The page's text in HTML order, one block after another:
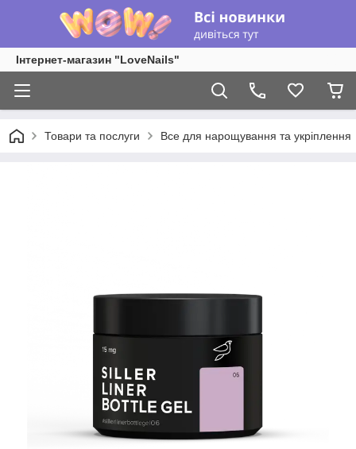
Інтернет-магазин "LoveNails"
Товари та послуги Все для нарощування та укріплення